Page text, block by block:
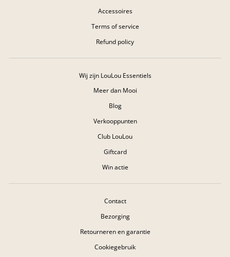
Accessoires
Terms of service
Refund policy
Wij zijn LouLou Essentiels
Meer dan Mooi
Blog
Verkooppunten
Club LouLou
Giftcard
Win actie
Contact
Bezorging
Retourneren en garantie
Cookiegebruik